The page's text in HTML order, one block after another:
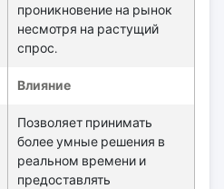
проникновение на рынок
несмотря на растущий
спрос.
Влияние
Позволяет принимать
более умные решения в
реальном времени и
предоставлять